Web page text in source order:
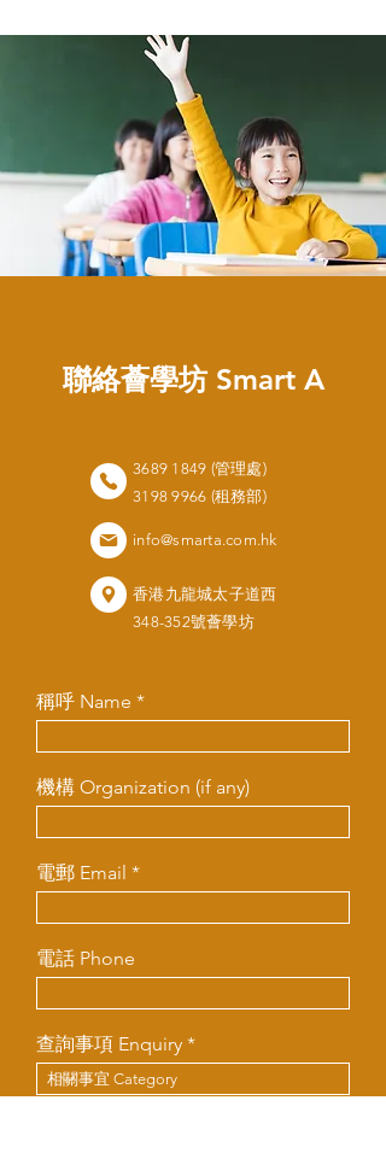
聯絡薈學坊 Smart A
3689 1849 (管理處)
3198 9966 (租務部)
info@smarta.com.hk
香港九龍城太子道西
348-352號薈學坊
稱呼 Name
機構 Organization (if any)
電郵 Email
電話 Phone
查詢事項 Enquiry